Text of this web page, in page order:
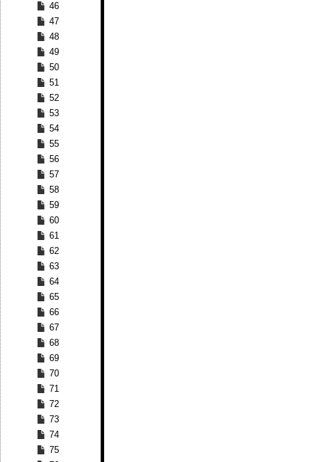
46
47
48
49
50
51
52
53
54
55
56
57
58
59
60
61
62
63
64
65
66
67
68
69
70
71
72
73
74
75